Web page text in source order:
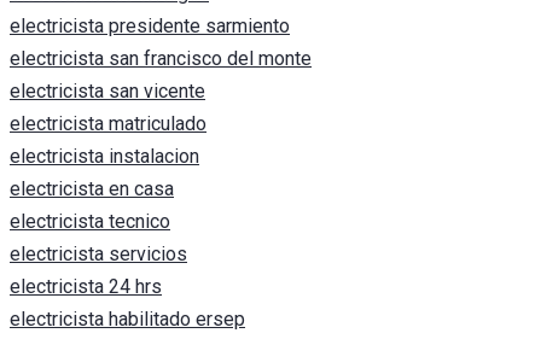
electricista presidente sarmiento
electricista san francisco del monte
electricista san vicente
electricista matriculado
electricista instalacion
electricista en casa
electricista tecnico
electricista servicios
electricista 24 hrs
electricista habilitado ersep